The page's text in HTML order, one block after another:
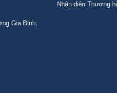
Gia Định,
Nhận diện Thương